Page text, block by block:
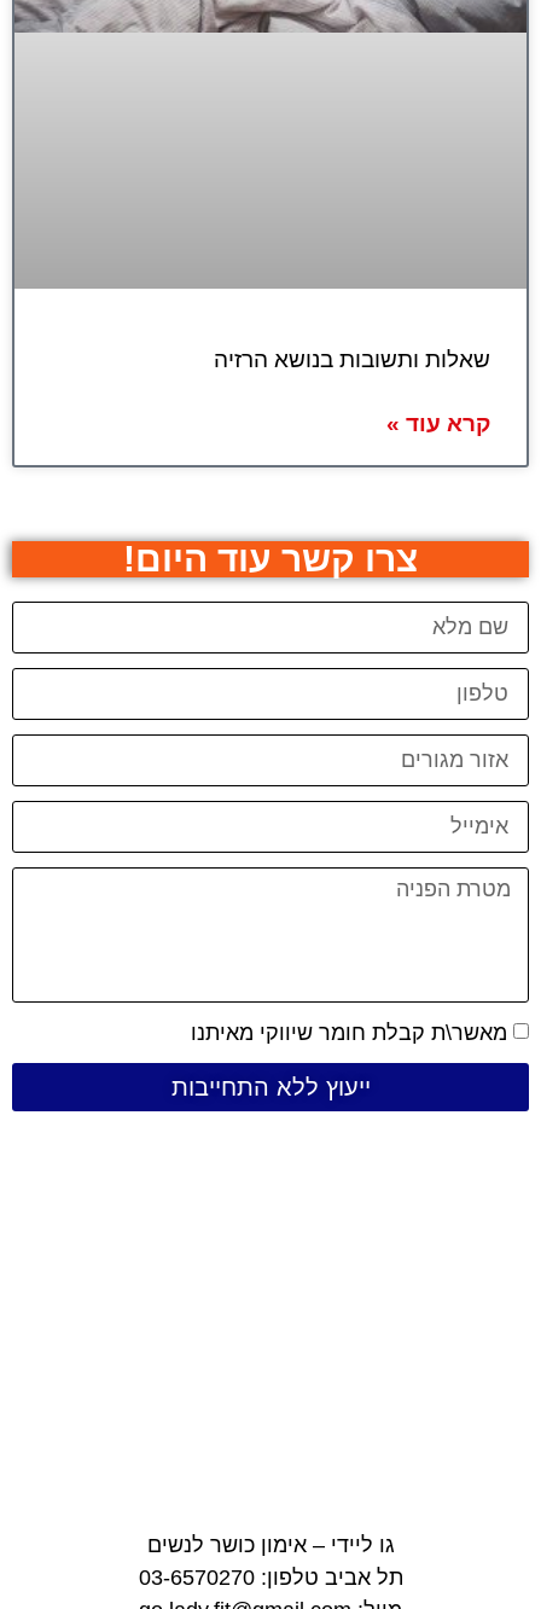
שאלות ותשובות בנושא הרזיה
קרא עוד »
צרו קשר עוד היום!
מאשר\ת קבלת חומר שיווקי מאיתנו
ייעוץ ללא התחייבות
גו ליידי – אימון כושר לנשים
תל אביב טלפון: 03-6570270